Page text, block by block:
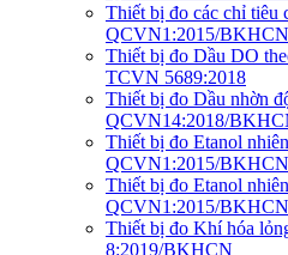
Thiết bị đo các chỉ
QCVN1:2015/BKHCN
Thiết bị đo Dầu DO
TCVN 5689:2018
Thiết bị đo Dầu nhờn
QCVN14:2018/
Thiết bị đo Etanol
QCVN1:2015/BKHCN
Thiết bị đo Etanol
QCVN1:2015/BKHCN
Thiết bị đo Khí hóa
8:2019/BKHCN